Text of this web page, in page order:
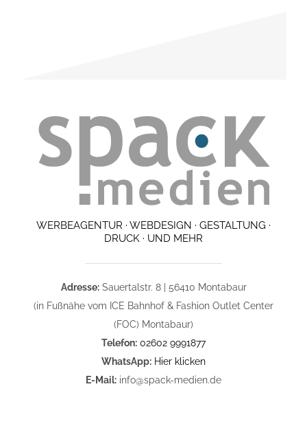
WERBEAGENTUR · WEBDESIGN · GESTALTUNG ·
DRUCK · UND MEHR
Adresse:Sauertalstr. 8 | 56410 Montabaur
(in Fußnähe vom ICE Bahnhof & Fashion Outlet Center
(FOC) Montabaur)
Telefon: 02602 9991877
WhatsApp: Hier klicken
E-Mail: info@spack-medien.de